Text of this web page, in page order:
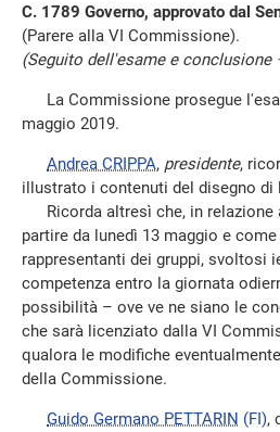
C. 1789 Governo, approvato dal
(Parere alla VI Commissione).
(Seguito dell'esame e conclusione
La Commissione prosegue
maggio 2019.
Andrea CRIPPA, presidente,
illustrato i contenuti del disegno
Ricorda altresì che, in relazione
partire da lunedì 13 maggio e
rappresentanti dei gruppi, svoltosi
competenza entro la giornata
possibilità – ove ve ne siano le
che sarà licenziato dalla VI
qualora le modifiche
della Commissione.
Guido Germano PETTARIN (FI),